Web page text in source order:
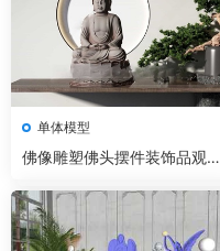
单体模型
佛像雕塑佛头摆件装饰品观音